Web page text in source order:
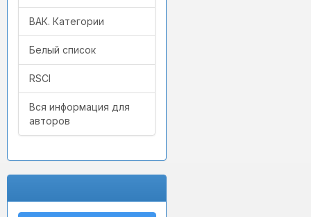
ВАК. Категории
Белый список
RSCI
Вся информация для
авторов